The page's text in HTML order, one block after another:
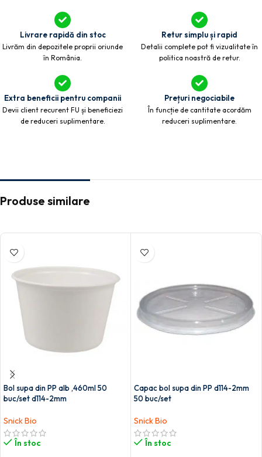
Livrare rapidă din stoc
Livrăm din depozitele proprii oriunde
în România.
Retur simplu și rapid
Detalii complete pot fi vizualitate în
politica noastră de retur.
Extra beneficii pentru companii
Devii client recurent FU și beneficiezi
de reduceri suplimentare.
Prețuri negociabile
În funcție de cantitate acordăm
reduceri suplimentare.
Produse similare
Bol supa din PP alb ,460ml 50
buc/set d114-2mm
Snick Bio
În stoc
Capac bol supa din PP d114-2mm
50 buc/set
Snick Bio
În stoc